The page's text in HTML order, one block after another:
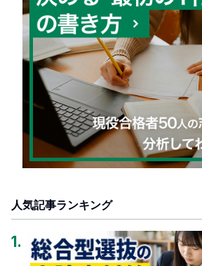
人気記事ランキング
1 .